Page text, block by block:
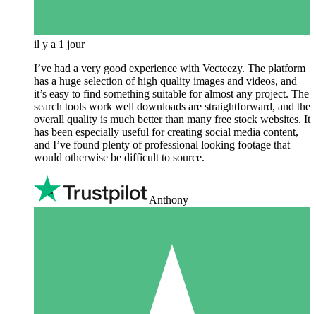
il y a 1 jour
I’ve had a very good experience with Vecteezy. The platform
has a huge selection of high quality images and videos, and
it’s easy to find something suitable for almost any project. The
search tools work well downloads are straightforward, and the
overall quality is much better than many free stock websites. It
has been especially useful for creating social media content,
and I’ve found plenty of professional looking footage that
would otherwise be difficult to source.
Anthony